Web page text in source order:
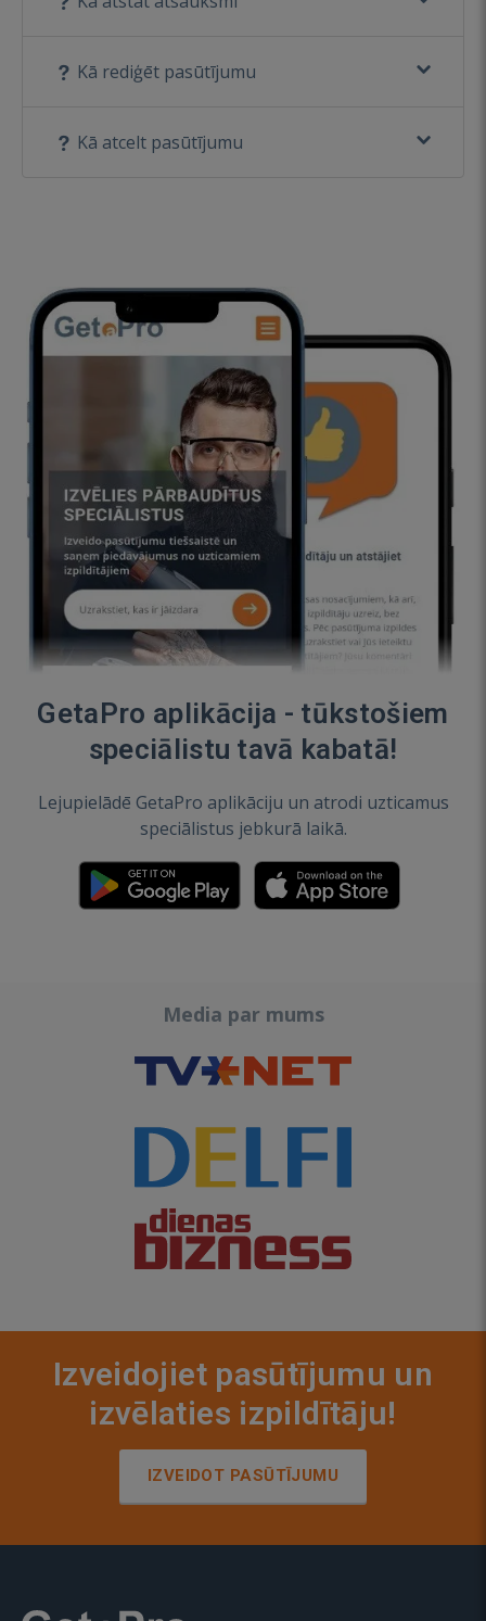
Kā rediģēt pasūtījumu
Kā atcelt pasūtījumu
GetaPro aplikācija - tūkstošiem
speciālistu tavā kabatā!
Lejupielādē GetaPro aplikāciju un atrodi uzticamus
speciālistus jebkurā laikā.
Media par mums
Izveidojiet pasūtījumu un
izvēlaties izpildītāju!
IZVEIDOT PASŪTĪJUMU